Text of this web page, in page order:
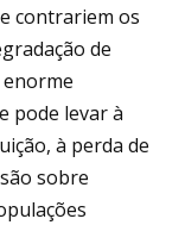
contrariem os
de
pode levar à
à perda de
sobre